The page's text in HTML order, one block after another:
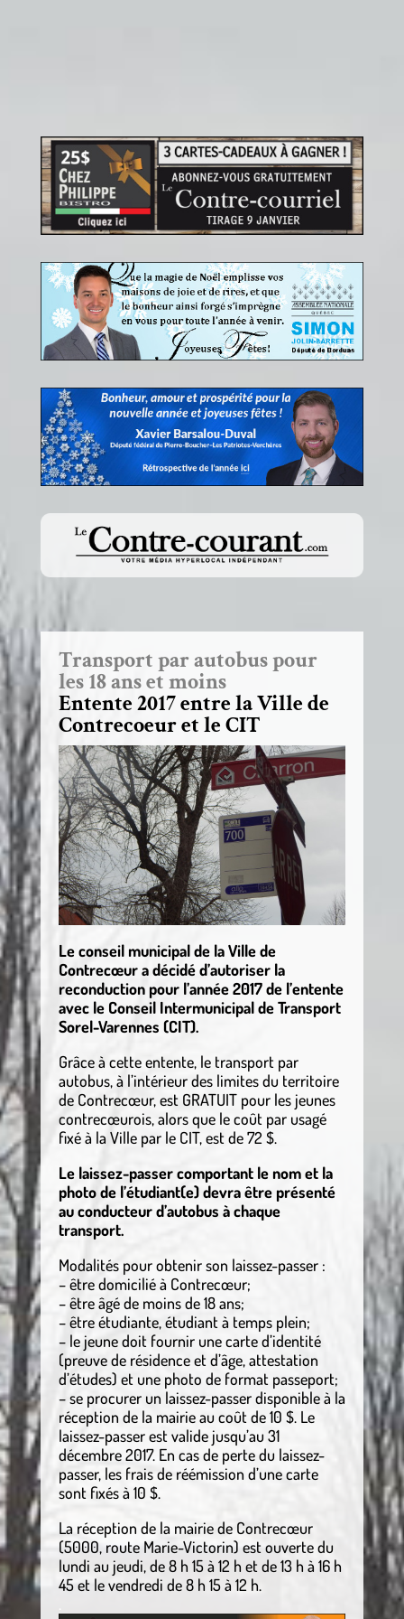
Transport par autobus pour
les 18 ans et moins
Entente 2017 entre la Ville de
Contrecoeur et le CIT
Le conseil municipal de la Ville de
Contrecœur a décidé d’autoriser la
reconduction pour l’année 2017 de l’entente
avec le Conseil Intermunicipal de Transport
Sorel-Varennes (CIT).
Grâce à cette entente, le transport par
autobus, à l’intérieur des limites du territoire
de Contrecœur, est GRATUIT pour les jeunes
contrecœurois, alors que le coût par usagé
fixé à la Ville par le CIT, est de 72 $.
Le laissez-passer comportant le nom et la
photo de l’étudiant(e) devra être présenté
au conducteur d’autobus à chaque
transport.
Modalités pour obtenir son laissez-passer :
– être domicilié à Contrecœur;
– être âgé de moins de 18 ans;
– être étudiante, étudiant à temps plein;
– le jeune doit fournir une carte d’identité
(preuve de résidence et d’âge, attestation
d’études) et une photo de format passeport;
– se procurer un laissez-passer disponible à la
réception de la mairie au coût de 10 $. Le
laissez-passer est valide jusqu’au 31
décembre 2017. En cas de perte du laissez-
passer, les frais de réémission d’une carte
sont fixés à 10 $.
La réception de la mairie de Contrecœur
(5000, route Marie-Victorin) est ouverte du
lundi au jeudi, de 8 h 15 à 12 h et de 13 h à 16 h
45 et le vendredi de 8 h 15 à 12 h.